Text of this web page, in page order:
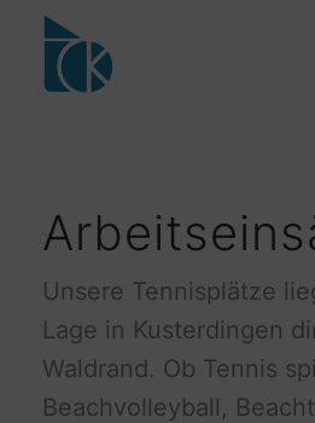
Unsere Tennisplätze
Lage in Kusterdingen
Waldrand. Ob Tennis
Beachvolleyball,